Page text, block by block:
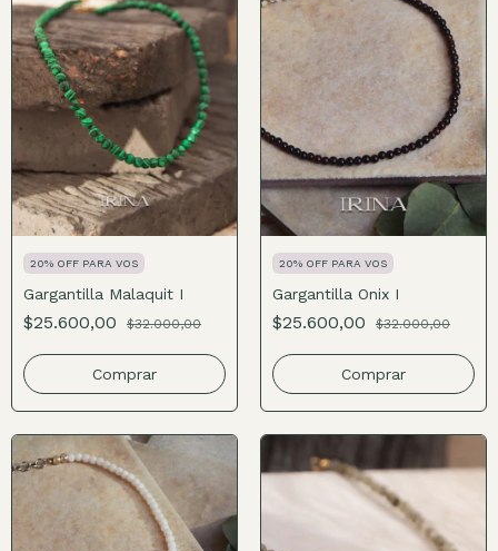
20% OFF PARA VOS
Gargantilla Malaquit I
$25.600,00 $32.000,00
Comprar
20% OFF PARA VOS
Gargantilla Onix I
$25.600,00 $32.000,00
Comprar